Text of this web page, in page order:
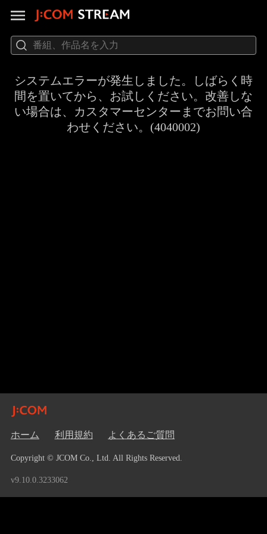
システムエラーが発生しました。しばらく時
間を置いてから、お試しください。改善しな
い場合は、カスタマーセンターまでお問い合
わせください。(4040002)
ホーム 利用規約 よくあるご質問
Copyright © JCOM Co., Ltd. All Rights Reserved.
v9.10.0.3233062